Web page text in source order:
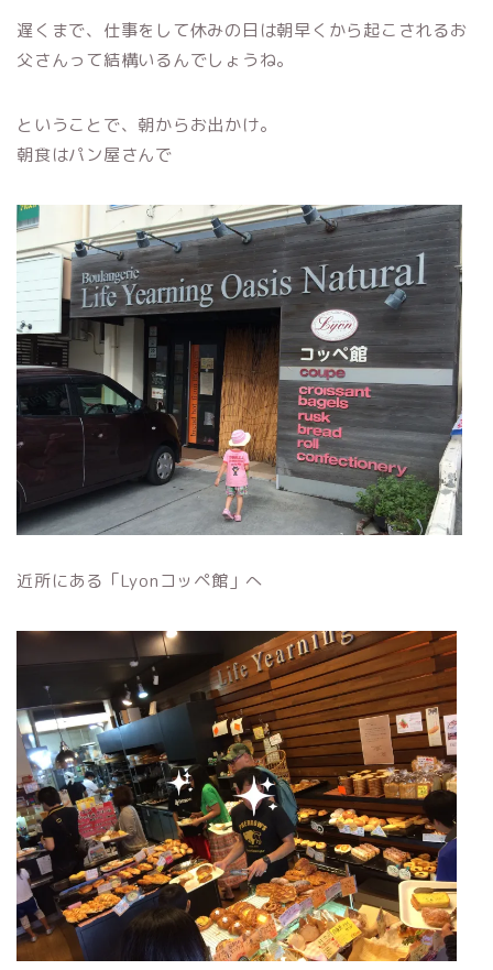
遅くまで、仕事をして休みの日は朝早くから起こされるお
父さんって結構いるんでしょうね。
ということで、朝からお出かけ。
朝食はパン屋さんで
近所にある「Lyonコッペ館」へ